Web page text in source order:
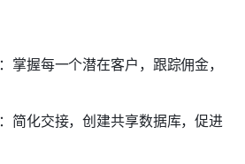
：掌握每一个潜在客户，跟踪佣金，
：简化交接，创建共享数据库，促进